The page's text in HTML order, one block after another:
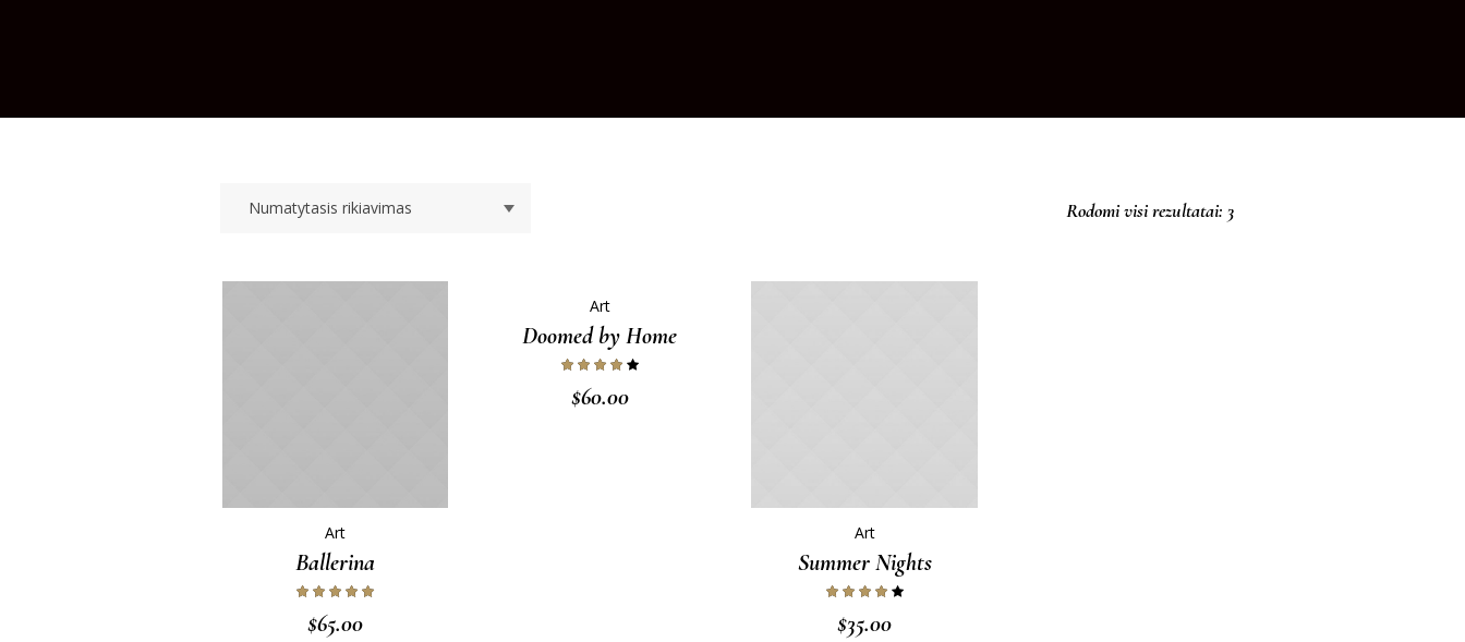
Rodomi visi rezultatai: 3
Art
Ballerina
$65.00
Art
Doomed by Home
$60.00
Art
Summer Nights
$35.00